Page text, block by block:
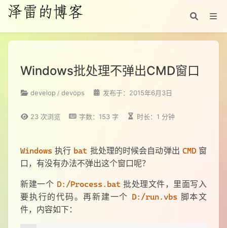
Windows批处理不弹出CMD窗口
develop devops 发布于：2015年6月3日
23 次浏览 字数：153 字 时长：1 分钟
Windows 执行 bat 批处理的时候会自动弹出 CMD窗
口，有没有办法不弹出这个窗口呢？
新建一个 D:/Process.bat批处理文件，里面写入
要执行的代码。再新建一个 D:/run.vbs脚本文
件，内容如下：